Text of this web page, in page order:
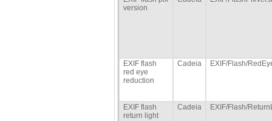
version
EXIF flash
red eye
reduction
Cadeia EXIF/Flash/
EXIF flash
return light
Cadeia EXIF/Flash/